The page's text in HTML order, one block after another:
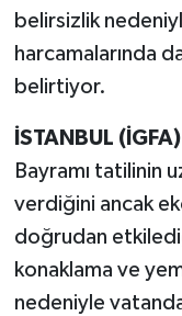
belirsizlik
harcamalarında
belirtiyor.
İSTANBUL
Bayramı tatilinin
verdiğini ancak
doğrudan
konaklama ve
nedeniyle